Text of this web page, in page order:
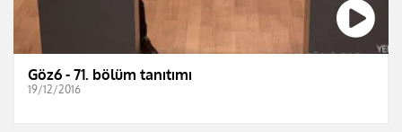
Göz6 - 71. bölüm tanıtımı
19/12/2016